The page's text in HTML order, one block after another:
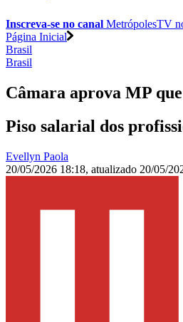
Inscreva-se no canal MetrópolesTV
Página Inicial
Brasil
Brasil
Câmara aprova MP
Piso salarial dos
Evellyn Paola
20/05/2026 18:18, atualizado 20/05/